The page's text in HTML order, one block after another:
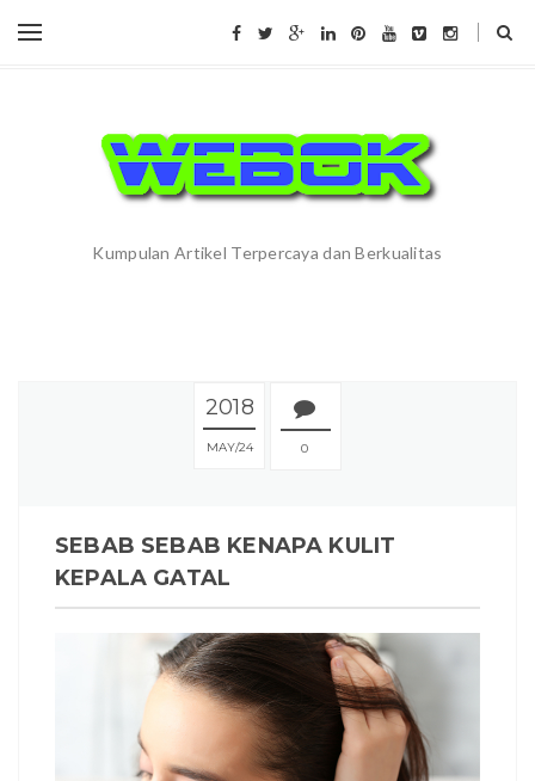
Kumpulan Artikel Terpercaya dan Berkualitas
2018
MAY 24 0
SEBAB SEBAB KENAPA KULIT
KEPALA GATAL